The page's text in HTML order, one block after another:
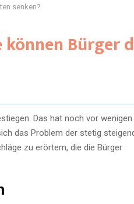
senken?
Bürger
Das hat noch vor wenigen
das Problem der stetig
zu erörtern, die die Bürger